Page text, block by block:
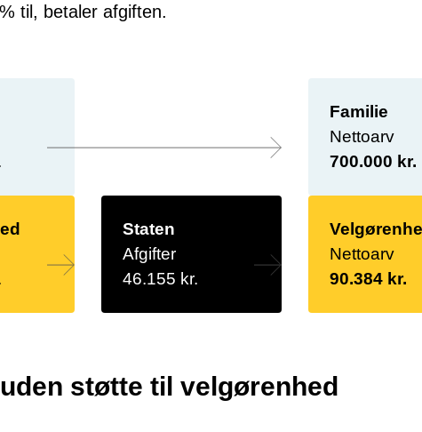
til, betaler afgiften.
Familie
Nettoarv
700.000 kr.
Staten
Afgifter
46.155 kr.
Nettoarv
90.384 kr.
støtte til velgørenhed